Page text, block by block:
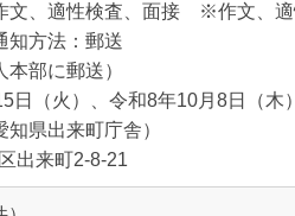
文、適性検査、面接 ※作文、
知方法：郵送
部に郵送）
日（火）、令和8年10月8日（木
知県出来町庁舎）
町2-8-21